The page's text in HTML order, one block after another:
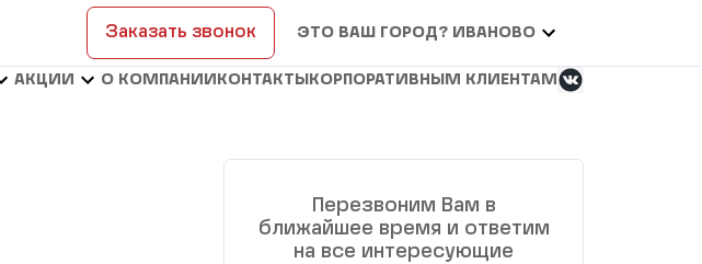
Заказать звонок ЭТО ВАШ ГОРОД? ИВАНОВО
АКЦИИ О КОМПАНИИ КОНТАКТЫ КОРПОРАТИВНЫМ КЛИЕНТАМ
Перезвоним Вам в
ближайшее время и ответим
на все интересующие